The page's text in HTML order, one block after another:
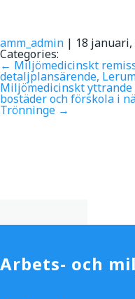
amm_admin | 18 januari,
Categories:
← Miljömedicinskt
detaljplansärende,
Miljömedicinskt yttrande
bostäder och förskola i
Trönninge →
Arbets- och